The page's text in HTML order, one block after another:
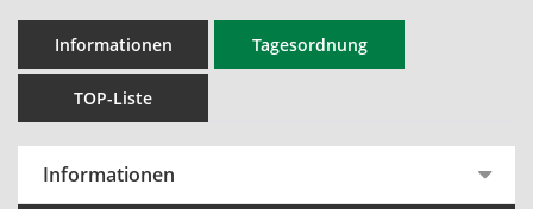
Informationen Tagesordnung
TOP-Liste
Informationen